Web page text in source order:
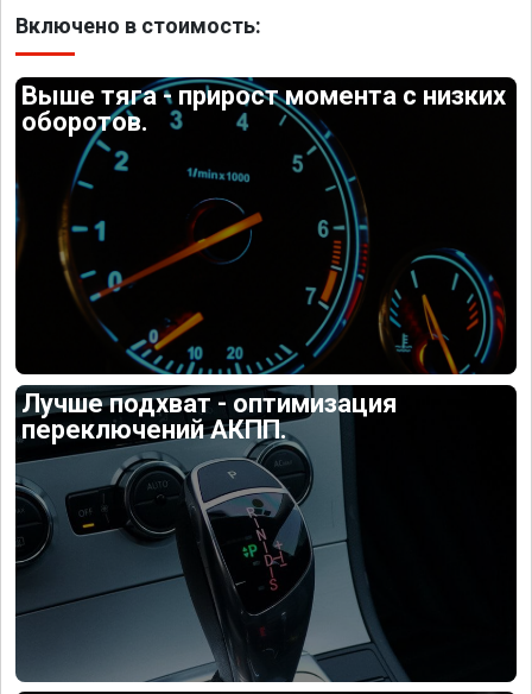
Включено в стоимость:
Выше тяга - прирост момента с низких
оборотов.
Лучше подхват - оптимизация
переключений АКПП.